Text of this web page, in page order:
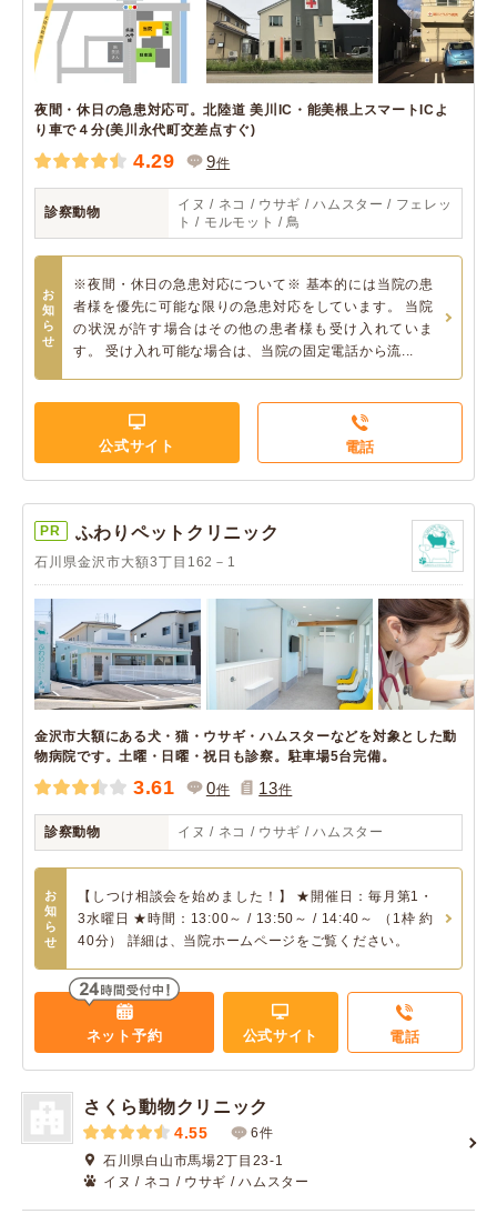
夜間・休日の急患対応可。北陸道 美川IC・能美根上スマートICよ
り車で４分(美川永代町交差点すぐ)
4.29 9件
診察動物
イヌ / ネコ / ウサギ / ハムスター / フェレッ
ト / モルモット / 鳥
お
知
ら
せ
※夜間・休日の急患対応について※ 基本的には当院の患
者様を優先に可能な限りの急患対応をしています。 当院
の状況が許す場合はその他の患者様も受け入れていま
す。 受け入れ可能な場合は、当院の固定電話から流...
公式サイト 電話
PR ふわりペットクリニック
石川県金沢市大額3丁目162－1
金沢市大額にある犬・猫・ウサギ・ハムスターなどを対象とした動
物病院です。土曜・日曜・祝日も診察。駐車場5台完備。
3.61 0件 13件
診察動物 イヌ / ネコ / ウサギ / ハムスター
お
知
ら
せ
【しつけ相談会を始めました！】 ★開催日：毎月第1・
3水曜日 ★時間：13:00～ / 13:50～ / 14:40～ （1枠 約
40分） 詳細は、当院ホームページをご覧ください。
ネット予約 公式サイト 電話
さくら動物クリニック
4.55
6件
石川県白山市馬場2丁目23-1
イヌ / ネコ / ウサギ / ハムスター